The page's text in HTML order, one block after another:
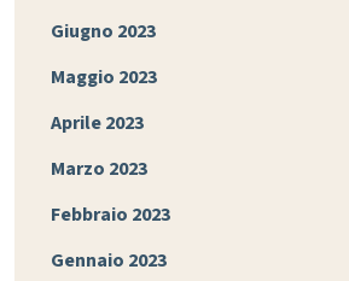
Giugno 2023
Maggio 2023
Aprile 2023
Marzo 2023
Febbraio 2023
Gennaio 2023